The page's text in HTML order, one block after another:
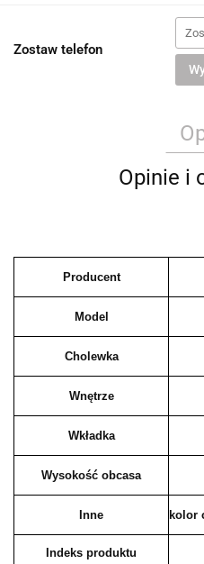
Zostaw telefon
Opinie i
Producent
Model
Cholewka
Wnętrze
Wkładka
Wysokość obcasa
Inne kolor
Indeks produktu